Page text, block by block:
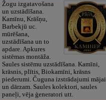
Žogu izgatavošana
un uzstādīšana.
Kamīnu, Krāšņu,
Barbekjū uc.
mūrēšana,
uzstādīšana un to
apdare. Apkures
sistēmas montāža.
Saules sistēmu uzstādīšana. Kamīni,
krāsnis, plītis, Biokamīni, krāsns
piederumi. Čuguna izstrādajumi mājai
un dārzam. Saules kolektori, saules
paneļi, vēja ģeneratori utt.